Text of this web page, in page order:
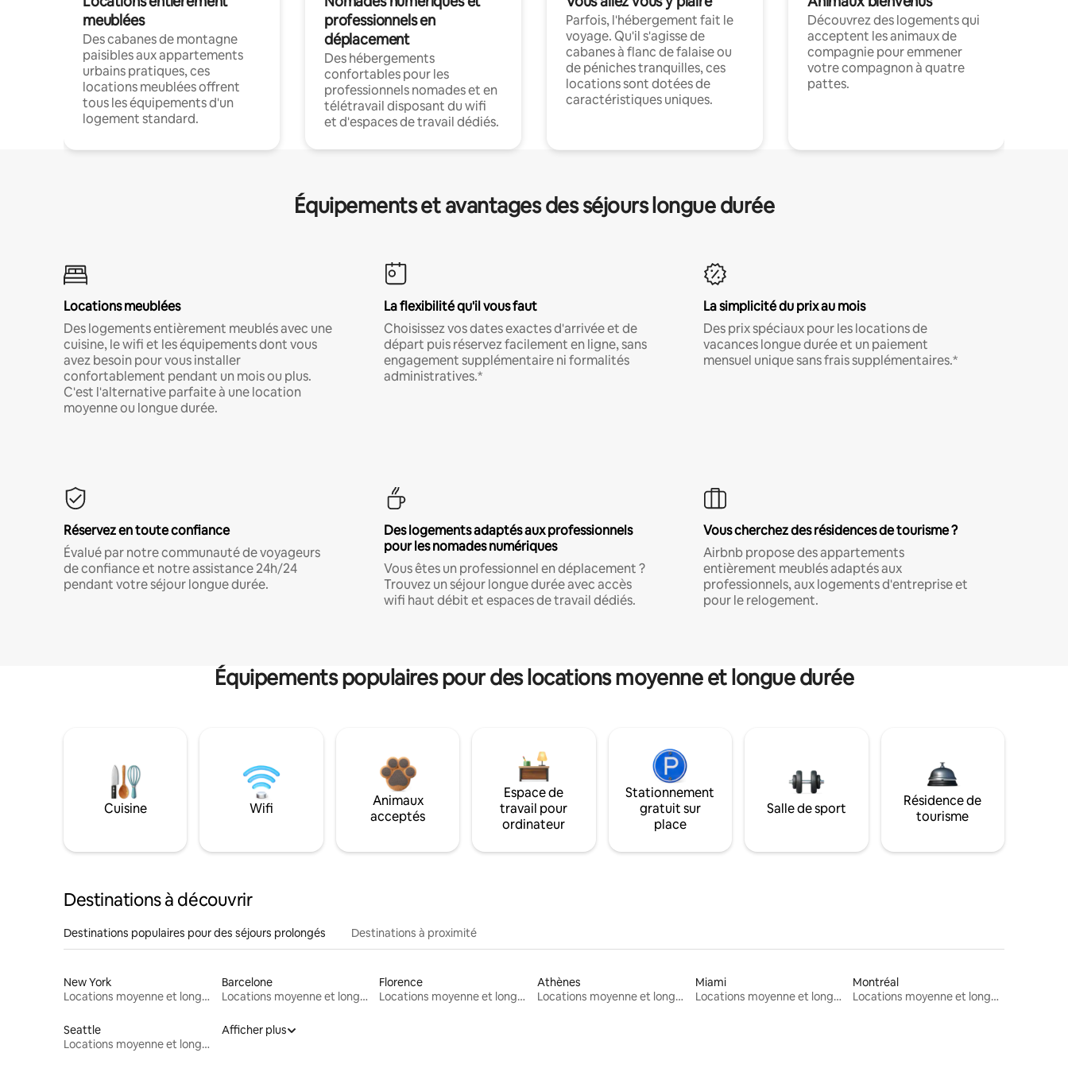
meublées
Des cabanes de montagne
paisibles aux appartements
urbains pratiques, ces
locations meublées offrent
tous les équipements d'un
logement standard.
professionnels en
déplacement
Des hébergements
confortables pour les
professionnels nomades et en
télétravail disposant du wifi
et d'espaces de travail dédiés.
Parfois, l'hébergement fait le
voyage. Qu'il s'agisse de
cabanes à flanc de falaise ou
de péniches tranquilles, ces
locations sont dotées de
caractéristiques uniques.
Découvrez des logements qui
acceptent les animaux de
compagnie pour emmener
votre compagnon à quatre
pattes.
Équipements et avantages des séjours longue durée
Locations meublées
Des logements entièrement meublés avec une
cuisine, le wifi et les équipements dont vous
avez besoin pour vous installer
confortablement pendant un mois ou plus.
C'est l'alternative parfaite à une location
moyenne ou longue durée.
La flexibilité qu'il vous faut
Choisissez vos dates exactes d'arrivée et de
départ puis réservez facilement en ligne, sans
engagement supplémentaire ni formalités
administratives.*
La simplicité du prix au mois
Des prix spéciaux pour les locations de
vacances longue durée et un paiement
mensuel unique sans frais supplémentaires.*
Réservez en toute confiance
Évalué par notre communauté de voyageurs
de confiance et notre assistance 24h/24
pendant votre séjour longue durée.
Des logements adaptés aux professionnels
pour les nomades numériques
Vous êtes un professionnel en déplacement ?
Trouvez un séjour longue durée avec accès
wifi haut débit et espaces de travail dédiés.
Vous cherchez des résidences de tourisme ?
Airbnb propose des appartements
entièrement meublés adaptés aux
professionnels, aux logements d'entreprise et
pour le relogement.
Équipements populaires pour des locations moyenne et longue durée
Cuisine Wifi
Animaux
acceptés
Espace de
travail pour
ordinateur
Stationnement
gratuit sur
place
Salle de sport
Résidence de
tourisme
Destinations à découvrir
Destinations populaires pour des séjours prolongés Destinations à proximité
New York
Locations moyenne et longue durée
Barcelone
Locations moyenne et longue durée
Florence
Locations moyenne et longue durée
Athènes
Locations moyenne et longue durée
Miami
Locations moyenne et longue durée
Montréal
Locations moyenne et longue durée
Seattle
Locations moyenne et longue durée
Afficher plus